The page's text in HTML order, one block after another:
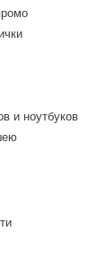
и ноутбуков